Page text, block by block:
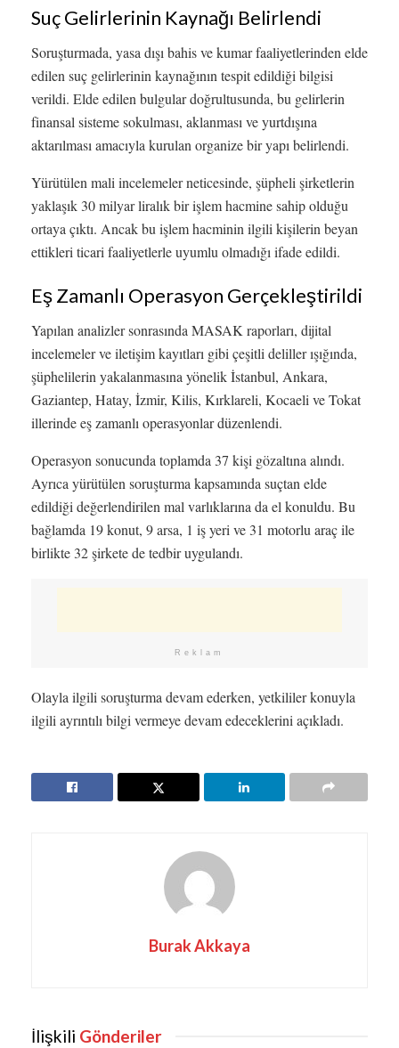
Suç Gelirlerinin Kaynağı Belirlendi
Soruşturmada, yasa dışı bahis ve kumar faaliyetlerinden elde
edilen suç gelirlerinin kaynağının tespit edildiği bilgisi
verildi. Elde edilen bulgular doğrultusunda, bu gelirlerin
finansal sisteme sokulması, aklanması ve yurtdışına
aktarılması amacıyla kurulan organize bir yapı belirlendi.
Yürütülen mali incelemeler neticesinde, şüpheli şirketlerin
yaklaşık 30 milyar liralık bir işlem hacmine sahip olduğu
ortaya çıktı. Ancak bu işlem hacminin ilgili kişilerin beyan
ettikleri ticari faaliyetlerle uyumlu olmadığı ifade edildi.
Eş Zamanlı Operasyon Gerçekleştirildi
Yapılan analizler sonrasında MASAK raporları, dijital
incelemeler ve iletişim kayıtları gibi çeşitli deliller ışığında,
şüphelilerin yakalanmasına yönelik İstanbul, Ankara,
Gaziantep, Hatay, İzmir, Kilis, Kırklareli, Kocaeli ve Tokat
illerinde eş zamanlı operasyonlar düzenlendi.
Operasyon sonucunda toplamda 37 kişi gözaltına alındı.
Ayrıca yürütülen soruşturma kapsamında suçtan elde
edildiği değerlendirilen mal varlıklarına da el konuldu. Bu
bağlamda 19 konut, 9 arsa, 1 iş yeri ve 31 motorlu araç ile
birlikte 32 şirkete de tedbir uygulandı.
Reklam
Olayla ilgili soruşturma devam ederken, yetkililer konuyla
ilgili ayrıntılı bilgi vermeye devam edeceklerini açıkladı.
Burak Akkaya
İlişkili Gönderiler